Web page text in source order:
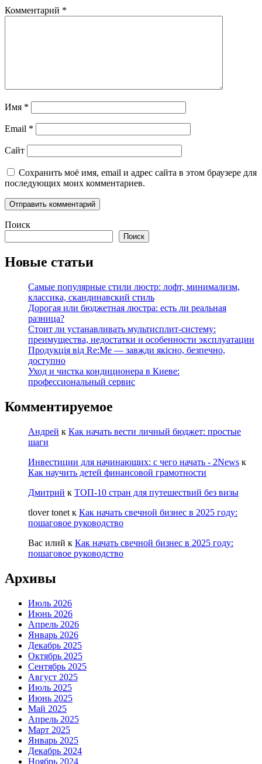
Комментарий *
Имя *
Email *
Сайт
Сохранить моё имя, email и адрес сайта в этом браузере для
последующих моих комментариев.
Поиск
Поиск
Новые статьи
Самые популярные стили люстр: лофт, минимализм,
классика, скандинавский стиль
Дорогая или бюджетная люстра: есть ли реальная
разница?
Стоит ли устанавливать мультисплит-систему:
преимущества, недостатки и особенности эксплуатации
Продукція від Re:Me — завжди якісно, безпечно,
доступно
Уход и чистка кондиционера в Киеве:
профессиональный сервис
Комментируемое
Андрей к Как начать вести личный бюджет: простые
шаги
Инвестиции для начинающих: с чего начать - 2News к
Как научить детей финансовой грамотности
Дмитрий к ТОП-10 стран для путешествий без визы
tlover tonet к Как начать свечной бизнес в 2025 году:
пошаговое руководство
Вас илий к Как начать свечной бизнес в 2025 году:
пошаговое руководство
Архивы
Июль 2026
Июнь 2026
Апрель 2026
Январь 2026
Декабрь 2025
Октябрь 2025
Сентябрь 2025
Август 2025
Июль 2025
Июнь 2025
Май 2025
Апрель 2025
Март 2025
Январь 2025
Декабрь 2024
Ноябрь 2024